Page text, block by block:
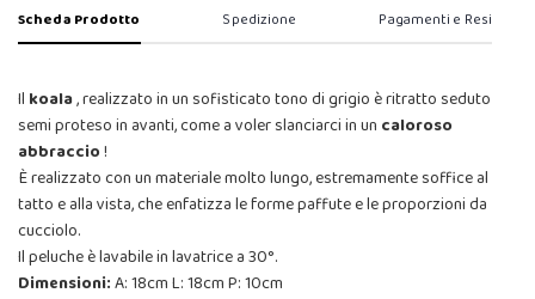
Scheda Prodotto Spedizione Pagamenti e Resi
Il koala, realizzato in un sofisticato tono di grigio è ritratto seduto
semi proteso in avanti, come a voler slanciarci in un caloroso
abbraccio!
È realizzato con un materiale molto lungo, estremamente soffice al
tatto e alla vista, che enfatizza le forme paffute e le proporzioni da
cucciolo.
Il peluche è lavabile in lavatrice a 30°.
Dimensioni:A: 18cm L: 18cm P: 10cm